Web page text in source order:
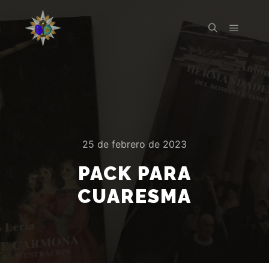
Menú
25 de febrero de 2023
PACK PARA
CUARESMA